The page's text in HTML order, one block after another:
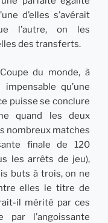
d’elles s’avérait
l’autre, on les
des transferts.
du monde, à
qu’une
puisse se conclure
quand les deux
nombreux matches
finale de 120
les arrêts de jeu),
buts à trois, on ne
elles le titre de
il mérité par ces
l’angoissante